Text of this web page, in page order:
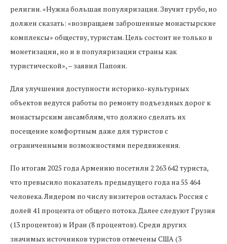
религии. «Нужна большая популяризация. Звучит грубо, но
должен сказать: «возвращаем заброшенные монастырские
комплексы» обществу, туристам. Цель состоит не только в
монетизации, но и в популяризации страны как
туристической», – заявил Папоян.
Для улучшения доступности историко-культурных
объектов ведутся работы по ремонту подъездных дорог к
монастырским ансамблям, что должно сделать их
посещение комфортным даже для туристов с
ограниченными возможностями передвижения.
По итогам 2025 года Армению посетили 2 263 642 туриста,
что превысило показатель предыдущего года на 55 464
человека. Лидером по числу визитеров осталась Россия с
долей 41 процента от общего потока. Далее следуют Грузия
(13 процентов) и Иран (8 процентов). Среди других
значимых источников туристов отмечены США (3